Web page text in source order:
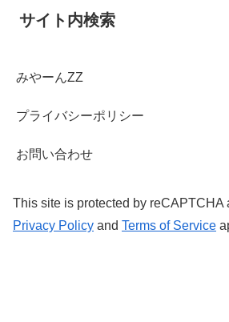
サイト内検索
みやーんZZ
プライバシーポリシー
お問い合わせ
This site is protected by reCAPTCHA
Privacy Policy and Terms of Service